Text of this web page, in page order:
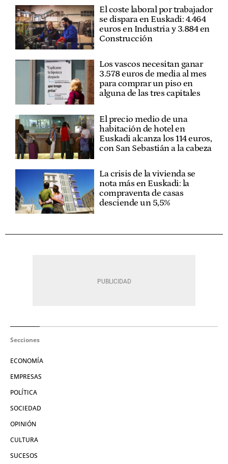
El coste laboral por trabajador
se dispara en Euskadi: 4.464
euros en Industria y 3.884 en
Construcción
Los vascos necesitan ganar
3.578 euros de media al mes
para comprar un piso en
alguna de las tres capitales
El precio medio de una
habitación de hotel en
Euskadi alcanza los 114 euros,
con San Sebastián a la cabeza
La crisis de la vivienda se
nota más en Euskadi: la
compraventa de casas
desciende un 5,5%
Secciones
ECONOMÍA
EMPRESAS
POLÍTICA
SOCIEDAD
OPINIÓN
CULTURA
SUCESOS